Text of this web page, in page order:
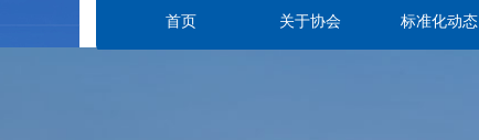
首页 关于协会 标准化动态